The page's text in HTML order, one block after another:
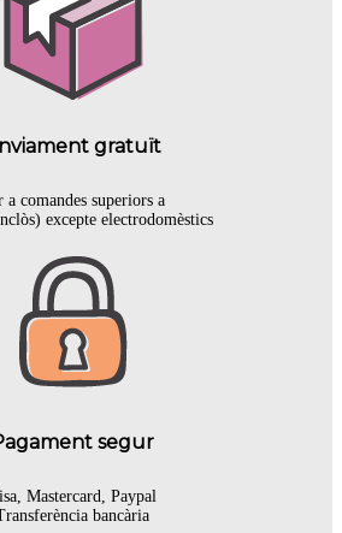
gratuït
a comandes superiors a
excepte electrodomèstics
segur
Mastercard, Paypal
bancària